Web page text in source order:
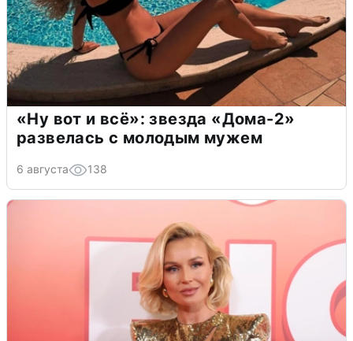
«Ну вот и всё»: звезда «Дома-2»
развелась с молодым мужем
6 августа 138